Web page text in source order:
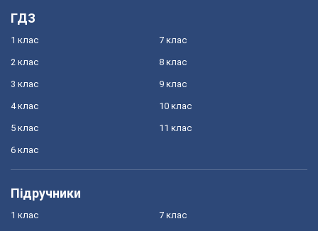
ГДЗ
1 клас
2 клас
3 клас
4 клас
5 клас
6 клас
7 клас
8 клас
9 клас
10 клас
11 клас
Підручники
1 клас 7 клас